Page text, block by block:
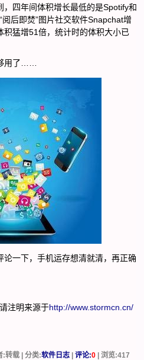
四年间体积增长最低的是Spotify和
后即焚”图片社交软件Snapchat增
积猛增51倍，统计时的体积大小已
用了……
一下，手机运存想清就清，再正确
注明来源于http://www.stormcn.cn/
:转载 | 分类:软件日志 |评论:0 | 浏览:417